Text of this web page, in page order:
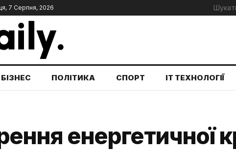
7 Серпня, 2026
БІЗНЕС ПОЛІТИКА СПОРТ IT ТЕХНОЛОГІЇ
енергетичної